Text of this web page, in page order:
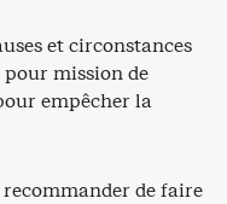
et circonstances
pour mission de
empêcher la
de faire